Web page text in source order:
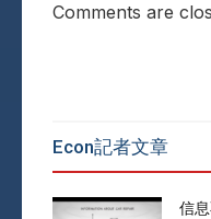
Comments are
Econ記者文章
信